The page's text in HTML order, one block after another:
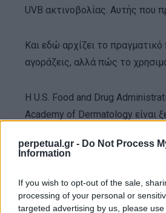
perpetual.gr - Do Not Process
Information
If you wish to opt-out of the sale,
processing of your personal or
targeted advertising by us, please
UVB ακτινοβολίας. Αυτής που
Και εδώ αρχίζει το πραγματικό
αγοράζεις, αλλά πώς το
Η U.S. Food and Drug
Academy of Dermatology είναι
αποτελεσματικότητα του
από την εφαρμογή, όχι από την
Το “broad-spectrum” δεν είναι
Είναι η διαφορά ανάμεσα σε